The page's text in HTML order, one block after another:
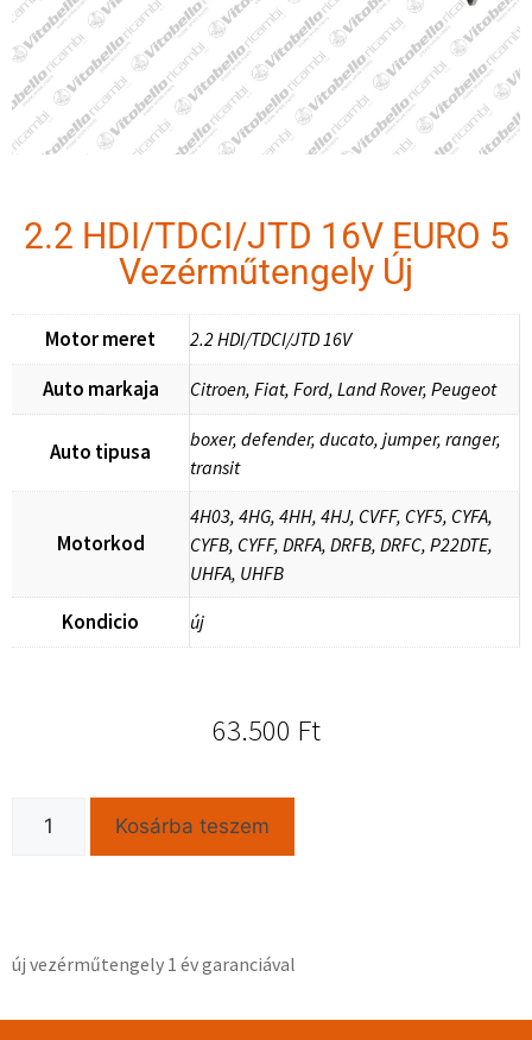
2.2 HDI/TDCI/JTD 16V EURO 5
Vezérműtengely Új
Motor meret 2.2 HDI/TDCI/JTD 16V
Auto markaja Citroen, Fiat, Ford, Land Rover, Peugeot
Auto tipusa
boxer, defender, ducato, jumper, ranger,
transit
Motorkod
4H03, 4HG, 4HH, 4HJ, CVFF, CYF5, CYFA,
CYFB, CYFF, DRFA, DRFB, DRFC, P22DTE,
UHFA, UHFB
Kondicio új
63.500 Ft
Kosárba teszem
új vezérműtengely 1 év garanciával